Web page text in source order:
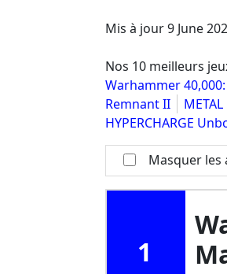
Mis à jour9 June
Nos 10 meilleurs
Warhammer
Remnant II
HYPERCHARGE
Masquer les
1